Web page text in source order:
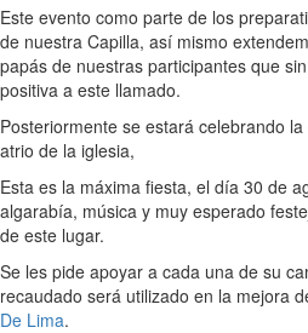
Este evento como parte de los
de nuestra Capilla, así mismo
papás de nuestras participantes que
positiva a este llamado.
Posteriormente se estará celebrando
atrio de la iglesia,
Esta es la máxima fiesta, el día 30 de
algarabía, música y muy esperado
de este lugar.
Se les pide apoyar a cada una de su
recaudado será utilizado en la mejora
De Lima.